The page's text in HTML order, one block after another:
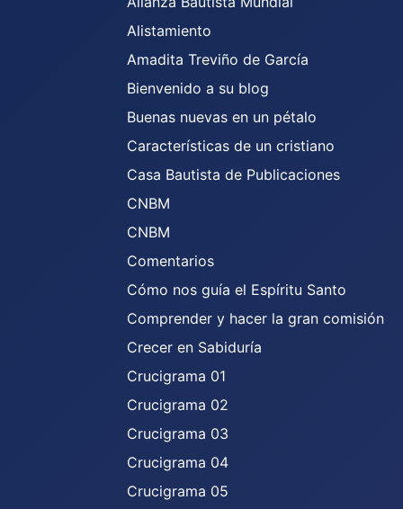
Alistamiento
Amadita Treviño de García
Bienvenido a su blog
Buenas nuevas en un pétalo
Características de un cristiano
Casa Bautista de Publicaciones
CNBM
CNBM
Comentarios
Cómo nos guía el Espíritu Santo
Comprender y hacer la gran comisión
Crecer en Sabiduría
Crucigrama 01
Crucigrama 02
Crucigrama 03
Crucigrama 04
Crucigrama 05